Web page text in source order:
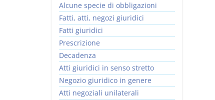
Alcune specie di obbligazioni
Fatti, atti, negozi giuridici
Fatti giuridici
Prescrizione
Decadenza
Atti giuridici in senso stretto
Negozio giuridico in genere
Atti negoziali unilaterali